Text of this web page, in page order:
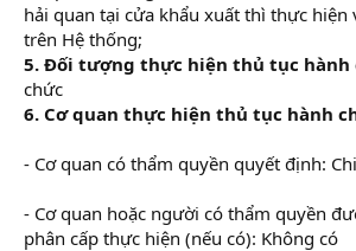
hải quan tại cửa khẩu xuất thì thực hiện
trên Hệ thống;
5. Đối tượng thực hiện thủ tục hành
chức
6. Cơ quan thực hiện thủ tục hành
- Cơ quan có thẩm quyền quyết định:
- Cơ quan hoặc người có thẩm quyền
phân cấp thực hiện (nếu có): Không có